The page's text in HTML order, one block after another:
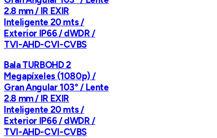
2.8 mm / IR EXIR
Inteligente 20 mts /
Exterior IP66 / dWDR /
TVI-AHD-CVI-CVBS
Bala TURBOHD 2
Megapíxeles (1080p) /
Gran Angular 103° / Lente
2.8 mm / IR EXIR
Inteligente 20 mts /
Exterior IP66 / dWDR /
TVI-AHD-CVI-CVBS